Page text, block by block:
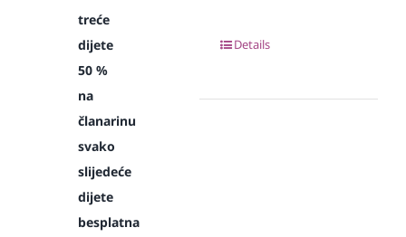
treće
dijete
50 %
na
članarinu
svako
slijedeće
dijete
besplatna
Details